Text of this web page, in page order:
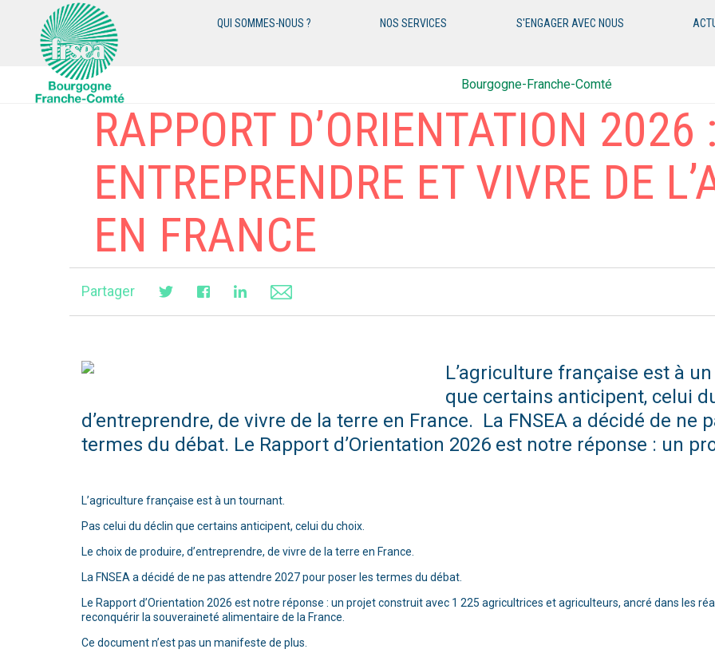
QUI SOMMES-NOUS ? NOS SERVICES S'ENGAGER AVEC NOUS
Bourgogne-Franche-Comté
RAPPORT D’ORIENTATION 2026
ENTREPRENDRE ET VIVRE DE
EN FRANCE
Partager
L’agriculture française est à
que certains anticipent, celui
d’entreprendre, de vivre de la terre en France. La FNSEA a décidé de ne
termes du débat. Le Rapport d’Orientation 2026 est notre réponse : un
L’agriculture française est à un tournant.
Pas celui du déclin que certains anticipent, celui du choix.
Le choix de produire, d’entreprendre, de vivre de la terre en France.
La FNSEA a décidé de ne pas attendre 2027 pour poser les termes du débat.
Le Rapport d’Orientation 2026 est notre réponse : un projet construit avec 1 225 agricultrices et agriculteurs, ancré dans les
reconquérir la souveraineté alimentaire de la France.
Ce document n’est pas un manifeste de plus.